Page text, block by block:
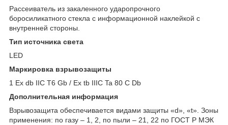
Рассеиватель из закаленного ударопрочного
боросиликатного стекла с информационной наклейкой с
внутренней стороны.
Тип источника света
LED
Маркировка взрывозащиты
1 Ex db IIC Т6 Gb / Ex tb IIIC Ta 80 С Db
Дополнительная информация
Взрывозащита обеспечивается видами защиты «d», «t». Зоны
применения: по газу – 1, 2, по пыли – 21, 22 по ГОСТ Р МЭК